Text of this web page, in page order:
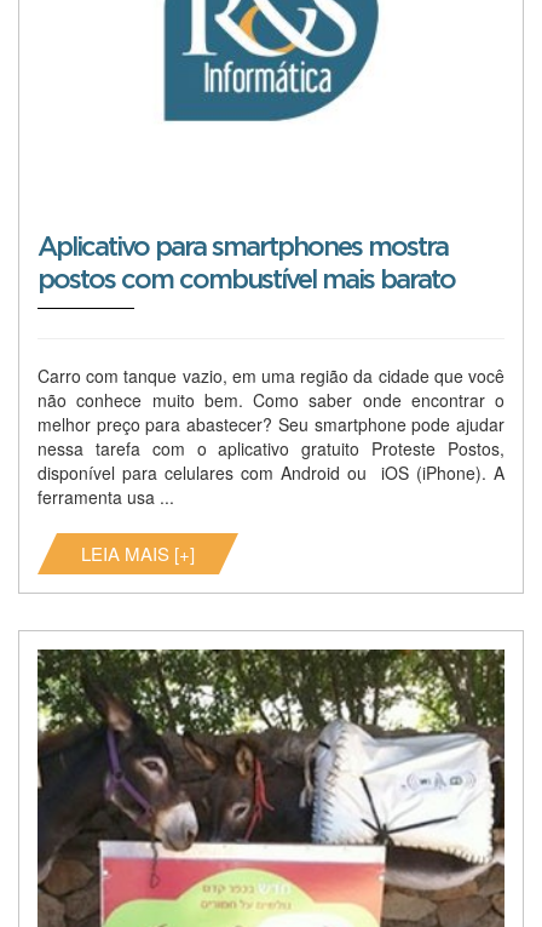
Aplicativo para smartphones mostra
postos com combustível mais barato
Carro com tanque vazio, em uma região da cidade que você
não conhece muito bem. Como saber onde encontrar o
melhor preço para abastecer? Seu smartphone pode ajudar
nessa tarefa com o aplicativo gratuito Proteste Postos,
disponível para celulares com Android ou iOS (iPhone). A
ferramenta usa ...
LEIA MAIS [+]